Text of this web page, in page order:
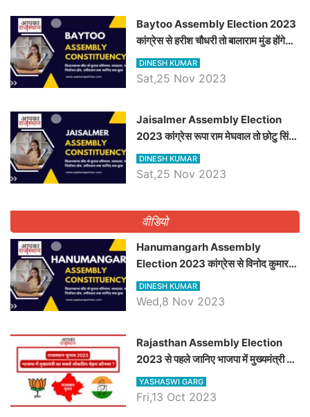
Baytoo Assembly Election 2023
कांग्रेस से हरीश चौधरी तो बालाराम मुंड होंगे
भाजपा उम्मीदवार, जानिये बायतू विधानसभा
सीट के ताजा समीकरण
DINESH KUMAR
Sat,25 Nov 2023
​​​​​​​Jaisalmer Assembly Election
2023 कांग्रेस रूपा राम मेघवाल तो छोटु सिंह
भाटी होंगे भाजपा उम्मीदवार, जानिये जैसलमेर
विधानसभा सीट के ताजा समीकरण
DINESH KUMAR
Sat,25 Nov 2023
वीडियो
Hanumangarh Assembly
Election 2023 कांग्रेस से विनोद कुमार
चौधरी तो अमित चौधरी होंगे भाजपा उम्मीदवार,
जानिये हनुमानगढ़ विधानसभा सीट के ताजा
DINESH KUMAR
Wed,8 Nov 2023
Rajasthan Assembly Election
2023 से पहले जानिए भाजपा में मुख्यमंत्री का
सबसे लोकप्रिय चेहरा कौनसा ?
YASHASWI GARG
Fri,13 Oct 2023